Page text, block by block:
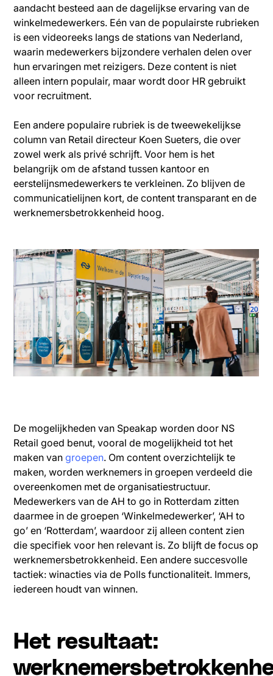
aandacht besteed aan de dagelijkse ervaring van de
winkelmedewerkers. Eén van de populairste rubrieken
is een videoreeks langs de stations van Nederland,
waarin medewerkers bijzondere verhalen delen over
hun ervaringen met reizigers. Deze content is niet
alleen intern populair, maar wordt door HR gebruikt
voor recruitment.
Een andere populaire rubriek is de tweewekelijkse
column van Retail directeur Koen Sueters, die over
zowel werk als privé schrijft. Voor hem is het
belangrijk om de afstand tussen kantoor en
eerstelijnsmedewerkers te verkleinen. Zo blijven de
communicatielijnen kort, de content transparant en de
werknemersbetrokkenheid hoog.
De mogelijkheden van Speakap worden door NS
Retail goed benut, vooral de mogelijkheid tot het
maken vangroepen. Om content overzichtelijk te
maken, worden werknemers in groepen verdeeld die
overeenkomen met de organisatiestructuur.
Medewerkers van de AH to go in Rotterdam zitten
daarmee in de groepen ‘Winkelmedewerker’, ‘AH to
go’ en ‘Rotterdam’, waardoor zij alleen content zien
die specifiek voor hen relevant is. Zo blijft de focus op
werknemersbetrokkenheid. Een andere succesvolle
tactiek: winacties via de Polls functionaliteit. Immers,
iedereen houdt van winnen.
Het resultaat: